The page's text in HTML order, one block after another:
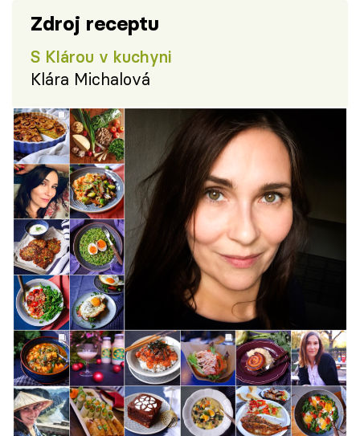
Zdroj receptu
S Klárou v kuchyni
Klára Michalová